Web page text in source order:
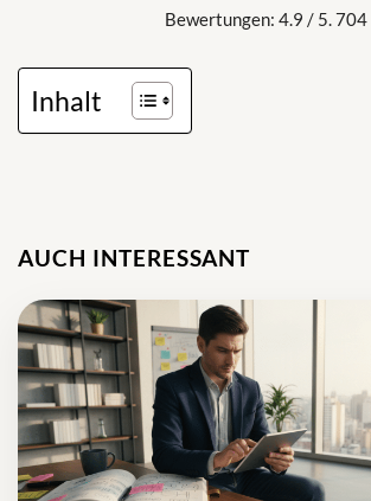
Bewertungen: 4.9 / 5. 704
Inhalt
AUCH INTERESSANT